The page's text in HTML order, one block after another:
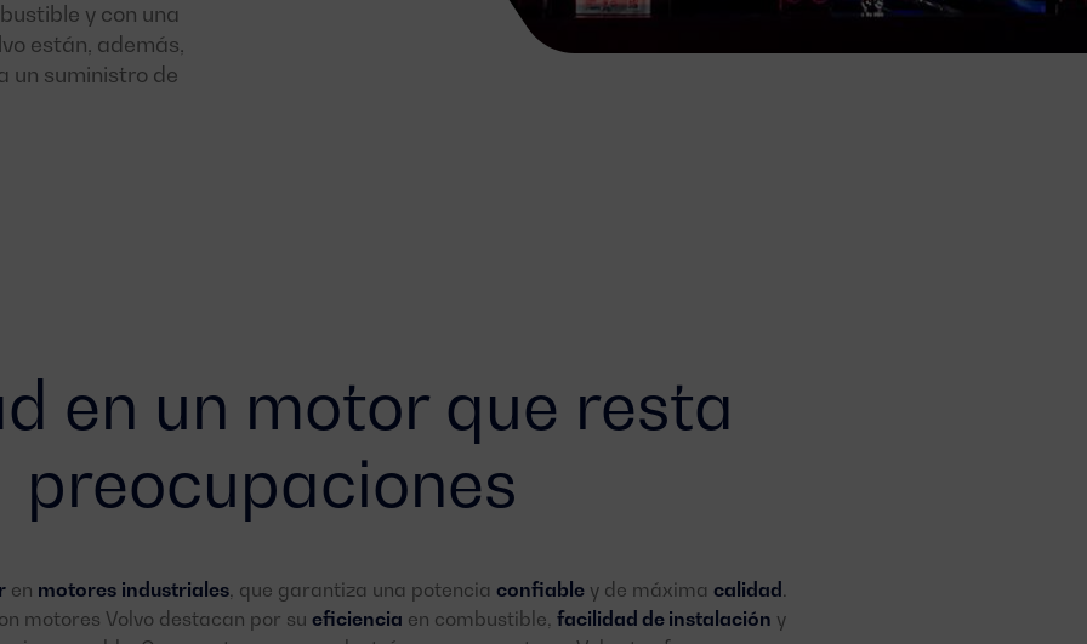
y con una
están, además,
un suministro de
en un motor que resta
preocupaciones
en motores industriales, que garantiza una potencia confiabley de máxima calidad .
motores Volvo destacan por su eficiencia en combustible, facilidad de instalación y